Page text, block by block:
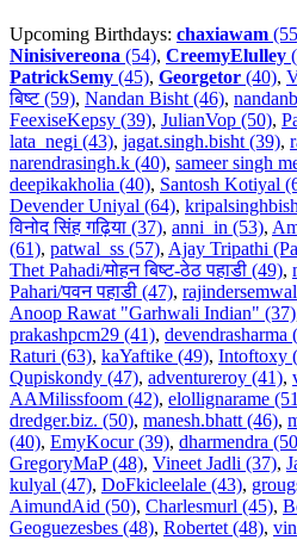
Upcoming Birthdays: chaxiawam
Ninisivereona (54), CreemyElulley
PatrickSemy (45), Georgetor (40),
बिष्ट (59), Nandan Bisht (46),
FeexiseKepsy (39), JulianVop (50),
lata_negi (43), jagat.singh.bisht (39),
narendrasingh.k (40), sameer singh
deepikakholia (40), Santosh Kotiyal
Devender Uniyal (64),
विनोद सिंह गढ़िया (37), anni_in (53),
(61), patwal_ss (57), Ajay Tripathi
Thet Pahadi/मोहन बिष्ट-ठेठ पहाडी (49),
Pahari/पवन पहाडी (47),
Anoop Rawat "Garhwali Indian" (37)
prakashpcm29 (41), devendrasharma
Raturi (63), kaYaftike (49), Intoftoxy
Qupiskondy (47), adventureroy (41),
AAMilissfoom (42), elollignarame
dredger.biz. (50), manesh.bhatt (46),
(40), EmyKocur (39), dharmendra
GregoryMaP (48), Vineet Jadli (37),
kulyal (47), DoFkicleelale (43),
AimundAid (50), Charlesmurl (45),
Geoguezesbes (48), Robertet (48),